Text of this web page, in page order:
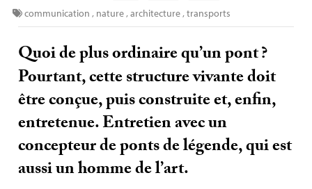
communication , nature,architecture,transports
Quoi de plus ordinaire qu’un pont?
Pourtant, cette structure vivante doit
être conçue, puis construite et, enfin,
entretenue. Entretien avec un
concepteur de ponts de légende, qui est
aussi un homme de l’art.